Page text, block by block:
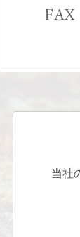
当社